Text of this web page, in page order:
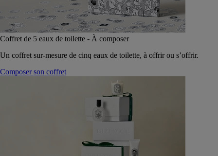
Coffret de 5 eaux de toilette - À composer
Un coffret sur-mesure de cinq eaux de toilette, à offrir ou s’offrir.
Composer son coffret